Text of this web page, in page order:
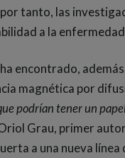
tanto, las
a la
encontrado,
magnética por
podrían tener un
Grau, primer
a una nueva